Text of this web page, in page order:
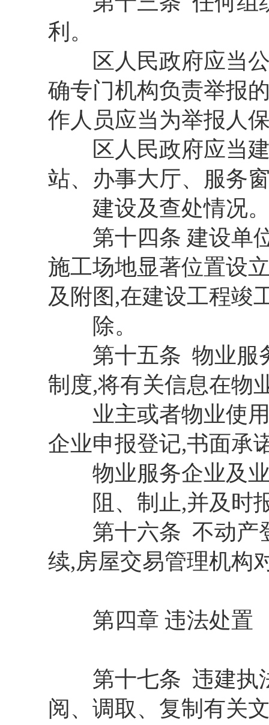
利。
区人民政府应当公
确专门机构负责举报
作人员应当为举报人
区人民政府应当建
站、办事大厅、服务
建设及查处情况
第十四条 建设单位
施工场地显著位置设
及附图,在建设工程竣
除。
第十五条 物业服务
制度,将有关信息在物
业主或者物业使用
企业申报登记,书面承
物业服务企业及业
阻、制止,并及时
第十六条 不动产登
续,房屋交易管理机构
第四章 违法处置
第十七条 违建执法
阅、调取、复制有关